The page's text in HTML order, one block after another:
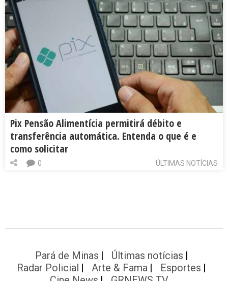
Pix Pensão Alimentícia permitirá débito e
transferência automática. Entenda o que é e
como solicitar
ÚLTIMAS NOTÍCIAS
0
Pará de Minas
Últimas notícias
Radar Policial
Arte & Fama
Esportes